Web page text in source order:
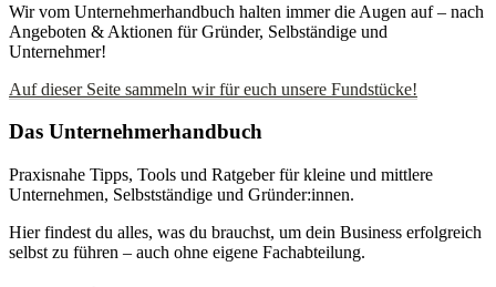
Wir vom Unternehmerhandbuch halten immer die Augen auf – nach
Angeboten & Aktionen für Gründer, Selbständige und
Unternehmer!
Auf dieser Seite sammeln wir für euch unsere Fundstücke!
Das Unternehmerhandbuch
Praxisnahe Tipps, Tools und Ratgeber für kleine und mittlere
Unternehmen, Selbstständige und Gründer:innen.
Hier findest du alles, was du brauchst, um dein Business erfolgreich
selbst zu führen – auch ohne eigene Fachabteilung.